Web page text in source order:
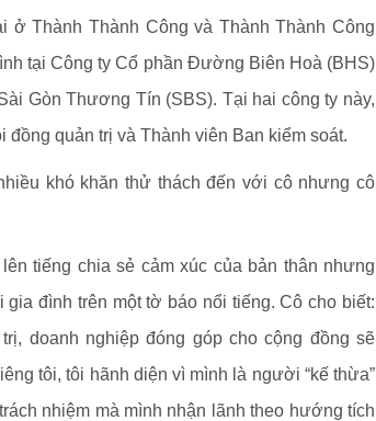
Thành Thành Công và Thành Thành Công
tại Công ty Cổ phần Đường Biên Hoà (BHS)
Gòn Thương Tín (SBS). Tại hai công ty này,
quản trị và Thành viên Ban kiểm soát.
khó khăn thử thách đến với cô nhưng cô
tiếng chia sẻ cảm xúc của bản thân nhưng
đình trên một tờ báo nổi tiếng. Cô cho biết:
doanh nghiệp đóng góp cho cộng đồng sẽ
tôi, tôi hãnh diện vì mình là người “kế thừa”
nhiệm mà mình nhận lãnh theo hướng tích